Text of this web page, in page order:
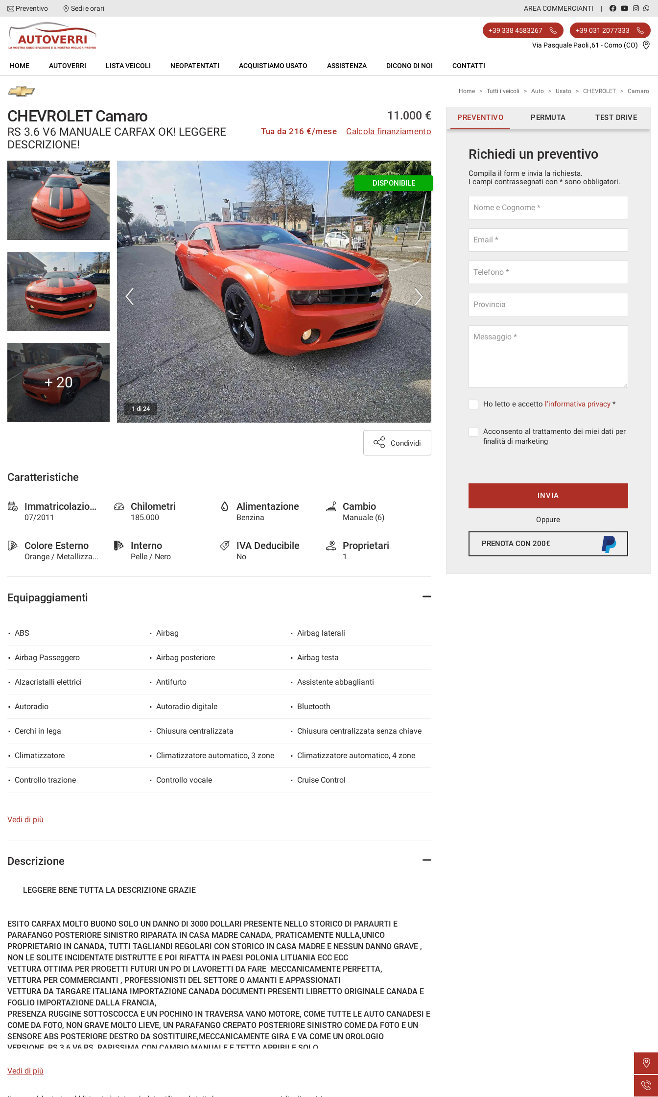
HOME
AUTOVERRI
NEOPATENTATI
ASSISTENZA
DICONO DI NOI
CONTATTI
AREA COMMERCIANTI
Preventivo Sedi e orari AREA COMMERCIANTI
+39 338 4583267
+39 031 2077333
Via Pasquale Paoli ,61 - Como (CO)
HOME AUTOVERRI LISTA VEICOLI NEOPATENTATI ACQUISTIAMO USATO ASSISTENZA DICONO DI NOI CONTATTI
Home > Tutti i veicoli > Auto > Usato > CHEVROLET > Camaro
CHEVROLET Camaro
RS 3.6 V6 MANUALE CARFAX OK! LEGGERE
DESCRIZIONE!
11.000 €
Tua da216 €/mese Calcola finanziamento
+ 20
DISPONIBILE
1 di 24
Condividi
Caratteristiche
Immatricolazione
07/2011
Chilometri
185.000
Alimentazione
Benzina
Cambio
Manuale (6)
Colore Esterno
Orange / Metallizzato
Interno
Pelle / Nero
IVA Deducibile
No
Proprietari
1
Equipaggiamenti
ABS Airbag Airbag laterali
Airbag Passeggero Airbag posteriore Airbag testa
Alzacristalli elettrici Antifurto Assistente abbaglianti
Autoradio Autoradio digitale Bluetooth
Cerchi in lega Chiusura centralizzata Chiusura centralizzata senza chiave
Climatizzatore Climatizzatore automatico, 3 zone Climatizzatore automatico, 4 zone
Controllo trazione Controllo vocale Cruise Control
Vetri oscurati Vivavoce Volante multifunzione
Vedi di più
Descrizione
LEGGERE BENE TUTTA LA DESCRIZIONE GRAZIE
ESITO CARFAX MOLTO BUONO SOLO UN DANNO DI 3000 DOLLARI PRESENTE NELLO STORICO DI PARAURTI E
PARAFANGO POSTERIORE SINISTRO RIPARATA IN CASA MADRE CANADA, PRATICAMENTE NULLA,UNICO
PROPRIETARIO IN CANADA, TUTTI TAGLIANDI REGOLARI CON STORICO IN CASA MADRE E NESSUN DANNO GRAVE ,
NON LE SOLITE INCIDENTATE DISTRUTTE E POI RIFATTA IN PAESI POLONIA LITUANIA ECC ECC
VETTURA OTTIMA PER PROGETTI FUTURI UN PO DI LAVORETTI DA FARE MECCANICAMENTE PERFETTA,
VETTURA PER COMMERCIANTI , PROFESSIONISTI DEL SETTORE O AMANTI E APPASSIONATI
VETTURA DA TARGARE ITALIANA IMPORTAZIONE CANADA DOCUMENTI PRESENTI LIBRETTO ORIGINALE CANADA E
FOGLIO IMPORTAZIONE DALLA FRANCIA,
PRESENZA RUGGINE SOTTOSCOCCA E UN POCHINO IN TRAVERSA VANO MOTORE, COME TUTTE LE AUTO CANADESI E
COME DA FOTO, NON GRAVE MOLTO LIEVE, UN PARAFANGO CREPATO POSTERIORE SINISTRO COME DA FOTO E UN
SENSORE ABS POSTERIORE DESTRO DA SOSTITUIRE,MECCANICAMENTE GIRA E VA COME UN OROLOGIO
VERSIONE RS 3.6 V6 RS RARISSIMA CON CAMBIO MANUALE E TETTO APRIBILE SOLO
LAVORETTI RESTAURO DA ESEGUIRE VETTURA VENDUTA IN FORMA VISTA PROVATA E PIACIUTA SENZA GARANZIA
Vedi di più
PREVENTIVO PERMUTA TEST DRIVE
Richiedi un preventivo
Compila il form e invia la richiesta.
I campi contrassegnati con * sono obbligatori.
Nome e Cognome *
Email *
Telefono *
Provincia
Messaggio *
Ho letto e accetto l'informativa privacy *
Acconsento al trattamento dei miei dati per
finalità di marketing
INVIA
Oppure
PRENOTA CON 200€